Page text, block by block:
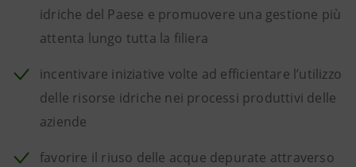
idriche del Paese e promuovere una gestione più
attenta lungo tutta la filiera
incentivare iniziative volte ad efficientare l’utilizzo
delle risorse idriche nei processi produttivi delle
aziende
favorire il riuso delle acque depurate attraverso